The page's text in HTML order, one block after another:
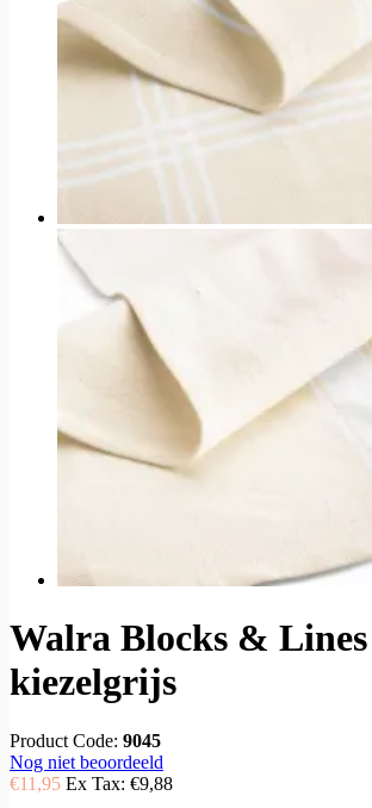
Walra Blocks & Lines
kiezelgrijs
Product Code: 9045
Nog niet beoordeeld
€11,95 Ex Tax: €9,88